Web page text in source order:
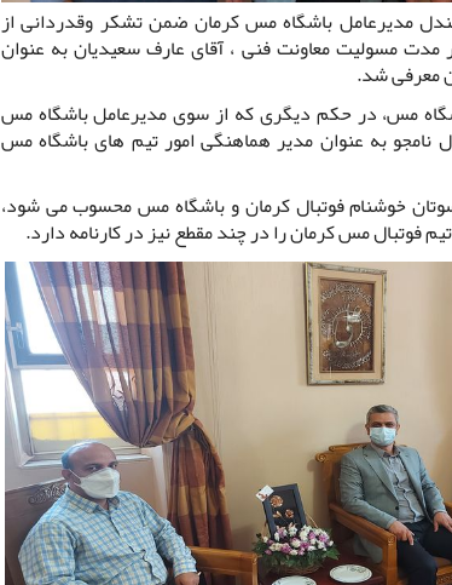
مدیرعامل باشگاه مس کرمان ضمن تشکر وقدردانی از
مدت مسولیت معاونت فنی ، آقای عارف سعیدیان به عنوان
معرفی شد.
مس، در حکم دیگری که از سوی مدیرعامل باشگاه مس
نامجو به عنوان مدیر هماهنگی امور تیم های باشگاه مس
خوشنام فوتبال کرمان و باشگاه مس محسوب می شود،
فوتبال مس کرمان را در چند مقطع نیز در کارنامه دارد.